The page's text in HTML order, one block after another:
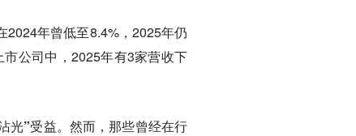
2024年曾低至8.4%，2025年仍
公司中，2025年有3家营收下
光”受益。然而，那些曾经在行